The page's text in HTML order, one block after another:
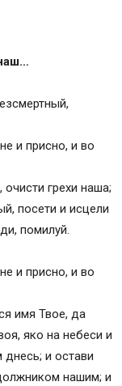
и присно, и во
грехи наша;
посети и исцели
помилуй.
и присно, и во
имя Твое, да
яко на небеси и
и остави
нашим; и